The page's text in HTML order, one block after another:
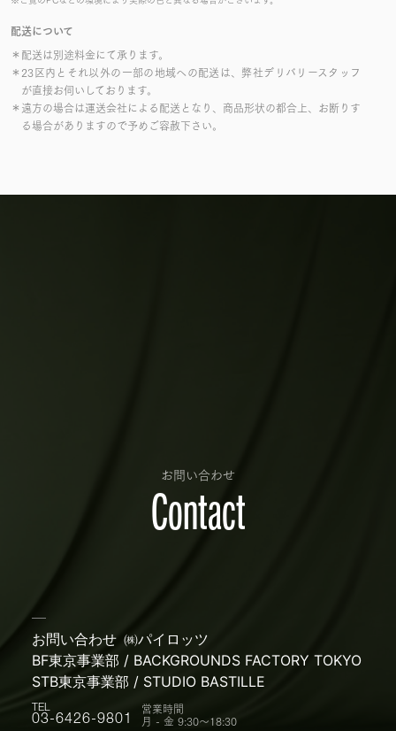
配送について
＊配送は別途料金にて承ります。
＊23区内とそれ以外の一部の地域への配送は、弊社デリバリースタッフ
が直接お伺いしております。
＊遠方の場合は運送会社による配送となり、商品形状の都合上、お断りす
る場合がありますので予めご容赦下さい。
お問い合わせ
Contact
お問い合わせ ㈱パイロッツ
BF東京事業部 / BACKGROUNDS FACTORY TOKYO
STB東京事業部 / STUDIO BASTILLE
TEL
03-6426-9801
営業時間
月 - 金 9:30〜18:30